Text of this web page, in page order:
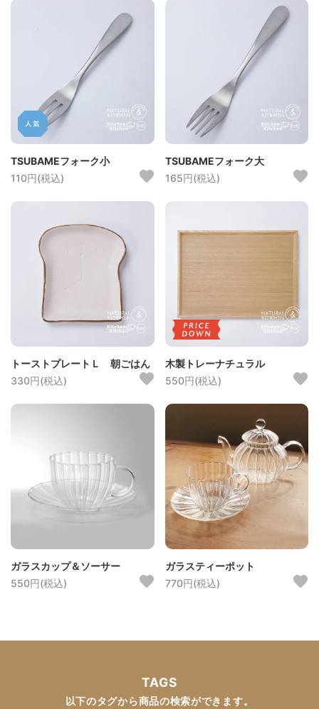
TSUBAMEフォーク小
110円(税込)
TSUBAMEフォーク大
165円(税込)
トーストプレートＬ 朝ごはん
330円(税込)
木製トレーナチュラル
550円(税込)
ガラスカップ＆ソーサー
550円(税込)
ガラスティーポット
770円(税込)
TAGS
以下のタグから商品の検索ができます。